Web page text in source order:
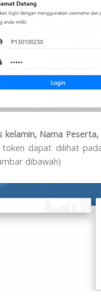
kelamin, Nama
token dapat dilihat
dibawah)